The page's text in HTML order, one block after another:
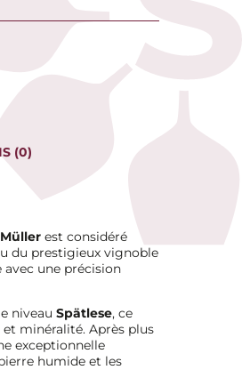
(0)
est considéré
du prestigieux vignoble
avec une précision
niveau Spätlese, ce
minéralité. Après plus
exceptionnelle
humide et les